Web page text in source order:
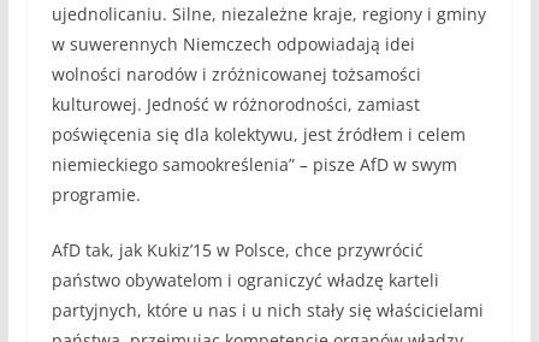
ujednolicaniu. Silne, niezależne kraje, regiony i gminy
w suwerennych Niemczech odpowiadają idei
wolności narodów i zróżnicowanej tożsamości
kulturowej. Jedność w różnorodności, zamiast
poświęcenia się dla kolektywu, jest źródłem i celem
niemieckiego samookreślenia” – pisze AfD w swym
programie.
AfD tak, jak Kukiz’15 w Polsce, chce przywrócić
państwo obywatelom i ograniczyć władzę karteli
partyjnych, które u nas i u nich stały się właścicielami